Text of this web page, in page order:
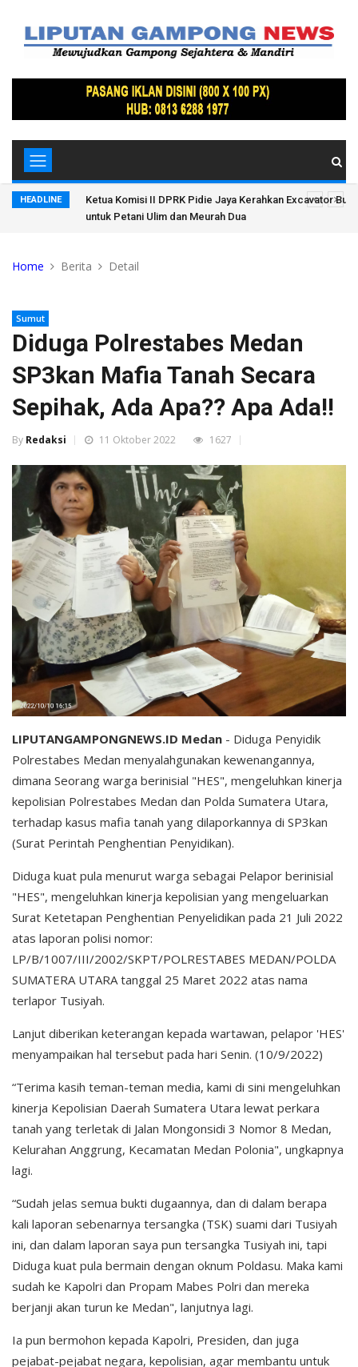
HEADLINE
Saluran Air
Kuasa Hukum Zikrillah: Jangan Tuding Visum Rekayasa,
Seharusnya Lebih Objektif
Home Berita Detail
Sumut
Diduga Polrestabes Medan
SP3kan Mafia Tanah Secara
Sepihak, Ada Apa?? Apa Ada!!
By Redaksi 11 Oktober 2022 1627
LIPUTANGAMPONGNEWS.ID Medan - Diduga Penyidik
Polrestabes Medan menyalahgunakan kewenangannya,
dimana Seorang warga berinisial "HES", mengeluhkan kinerja
kepolisian Polrestabes Medan dan Polda Sumatera Utara,
terhadap kasus mafia tanah yang dilaporkannya di SP3kan
(Surat Perintah Penghentian Penyidikan).
Diduga kuat pula menurut warga sebagai Pelapor berinisial
"HES", mengeluhkan kinerja kepolisian yang mengeluarkan
Surat Ketetapan Penghentian Penyelidikan pada 21 Juli 2022
atas laporan polisi nomor:
LP/B/1007/III/2002/SKPT/POLRESTABES MEDAN/POLDA
SUMATERA UTARA tanggal 25 Maret 2022 atas nama
terlapor Tusiyah.
Lanjut diberikan keterangan kepada wartawan, pelapor 'HES'
menyampaikan hal tersebut pada hari Senin. (10/9/2022)
“Terima kasih teman-teman media, kami di sini mengeluhkan
kinerja Kepolisian Daerah Sumatera Utara lewat perkara
tanah yang terletak di Jalan Mongonsidi 3 Nomor 8 Medan,
Kelurahan Anggrung, Kecamatan Medan Polonia", ungkapnya
lagi.
“Sudah jelas semua bukti dugaannya, dan di dalam berapa
kali laporan sebenarnya tersangka (TSK) suami dari Tusiyah
ini, dan dalam laporan saya pun tersangka Tusiyah ini, tapi
Diduga kuat pula bermain dengan oknum Poldasu. Maka kami
sudah ke Kapolri dan Propam Mabes Polri dan mereka
berjanji akan turun ke Medan", lanjutnya lagi.
Ia pun bermohon kepada Kapolri, Presiden, dan juga
pejabat-pejabat negara, kepolisian, agar membantu untuk